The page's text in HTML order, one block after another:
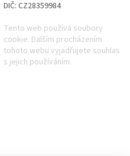
DIČ: CZ28359984
Tento web používá soubory
cookie. Dalším procházením
tohoto webu vyjadřujete souhlas
s jejich používáním.